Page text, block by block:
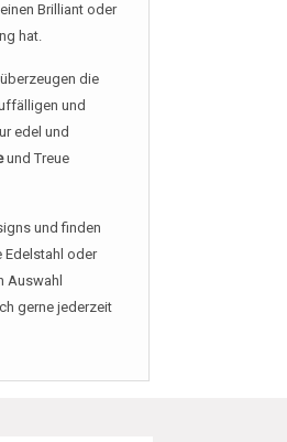
Brilliant oder
hat.
die
und
edel und
und Treue
und finden
Edelstahl oder
Auswahl
gerne jederzeit